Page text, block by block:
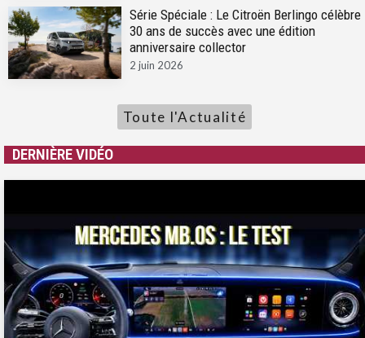
Série Spéciale : Le Citroën Berlingo célèbre
30 ans de succès avec une édition
anniversaire collector
2 juin 2026
Toute l'Actualité
DERNIÈRE VIDÉO